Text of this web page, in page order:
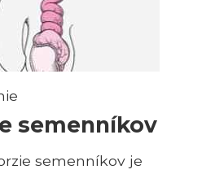
semenníkov
semenníkov je